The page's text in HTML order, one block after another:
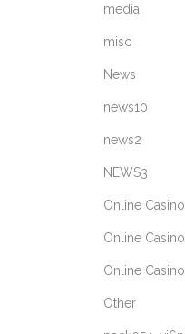
media
misc
News
news10
news2
NEWS3
Online Casino
Online Casino
Online
Other